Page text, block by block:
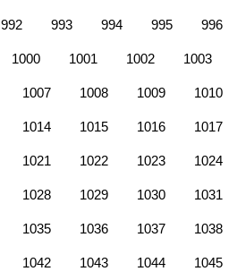
992 993 994 995 996
1000 1001 1002 1003
1007 1008 1009 1010
1014 1015 1016 1017
1021 1022 1023 1024
1028 1029 1030 1031
1035 1036 1037 1038
1042 1043 1044 1045